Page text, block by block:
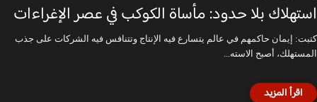
استهلاك بلا حدود: مأساة الكوكب في عصر الإغراءات
كتبت: إيمان حاكمهم في عالم يتسارع فيه الإنتاج وتتنافس فيه الشركات على جذب
المستهلك، أصبح الاسته...